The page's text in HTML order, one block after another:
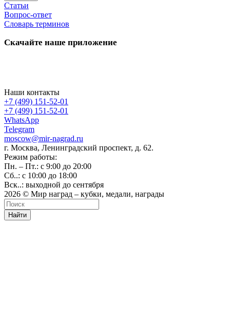
Статьи
Вопрос-ответ
Словарь терминов
Скачайте наше приложение
Наши контакты
+7 (499) 151-52-01
+7 (499) 151-52-01
WhatsApp
Telegram
moscow@mir-nagrad.ru
г. Москва, Ленинградский проспект, д. 62.
Режим работы:
Пн. – Пт.: с 9:00 до 20:00
Сб..: с 10:00 до 18:00
Вск..: выходной до сентября
2026 © Мир наград – кубки, медали, награды
Найти